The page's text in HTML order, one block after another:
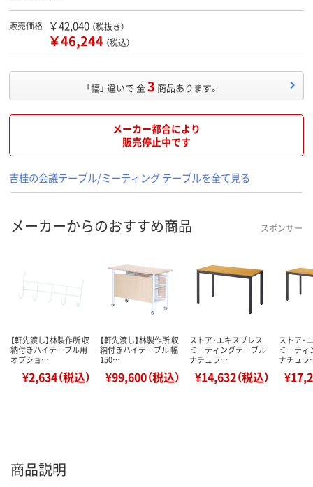
販売価格 ￥42,040 （税抜き）
￥46,244 （税込）
「幅」 違いで 全3 商品あります。
メーカー都合により
販売停止中です
吉桂の会議テーブル/ミーティング テーブルを全て見る
メーカーからのおすすめ商品 スポンサー
【軒先渡し】林製作所 収
納付きハイテーブル用
オプショ…
¥2,634（税込）
【軒先渡し】林製作所 収
納付きハイテーブル 幅
150…
¥99,600（税込）
ストア・エキスプレス
ミーティングテーブル
ナチュラ…
¥14,632（税込）
ストア・
ミーティ
ナチュ
商品説明